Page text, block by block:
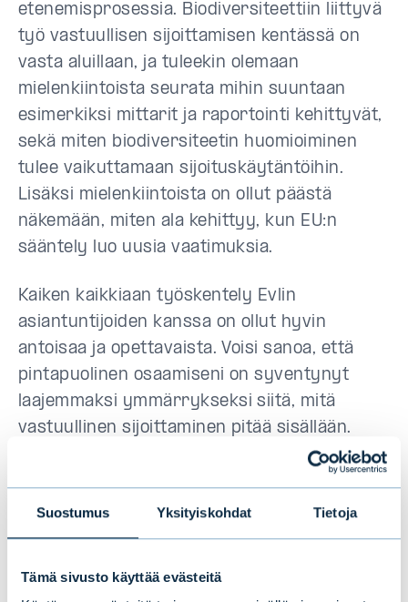
Suostumus Yksityiskohdat Tietoja
Tämä sivusto käyttää evästeitä
etenemisprosessia. Biodiversiteettiin liittyvä
työ vastuullisen sijoittamisen kentässä on
vasta aluillaan, ja tuleekin olemaan
mielenkiintoista seurata mihin suuntaan
esimerkiksi mittarit ja raportointi kehittyvät,
sekä miten biodiversiteetin huomioiminen
tulee vaikuttamaan sijoituskäytäntöihin.
Lisäksi mielenkiintoista on ollut päästä
näkemään, miten ala kehittyy, kun EU:n
sääntely luo uusia vaatimuksia.
Kaiken kaikkiaan työskentely Evlin
asiantuntijoiden kanssa on ollut hyvin
antoisaa ja opettavaista. Voisi sanoa, että
pintapuolinen osaamiseni on syventynyt
laajemmaksi ymmärrykseksi siitä, mitä
vastuullinen sijoittaminen pitää sisällään.
Siinä missä harjoittelujakso on ylittänyt
itselleni tunnetta siitä, että haluan sekä
kehittää omaa asiantuntijuuttani että tehdä
tulevaisuudessa.